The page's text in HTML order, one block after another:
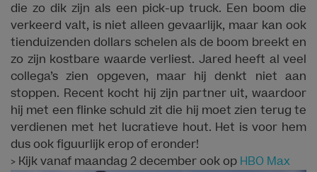
die zo dik zijn als een pick-up truck. Een boom die
verkeerd valt, is niet alleen gevaarlijk, maar kan ook
tienduizenden dollars schelen als de boom breekt en
zo zijn kostbare waarde verliest. Jared heeft al veel
collega’s zien opgeven, maar hij denkt niet aan
stoppen. Recent kocht hij zijn partner uit, waardoor
hij met een flinke schuld zit die hij moet zien terug te
verdienen met het lucratieve hout. Het is voor hem
dus ook figuurlijk erop of eronder!
> Kijk vanaf maandag 2 december ook op HBO Max